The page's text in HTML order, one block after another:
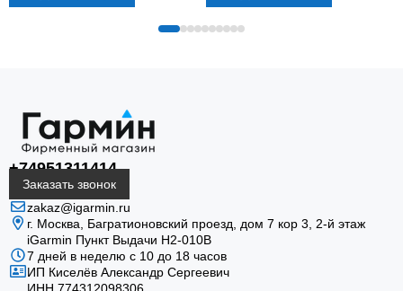
+74951311414
Заказать звонок
zakaz@igarmin.ru
г. Москва, Багратионовский проезд, дом 7 кор 3, 2-й этаж
iGarmin Пункт Выдачи Н2-010В
7 дней в неделю с 10 до 18 часов
ИП Киселёв Александр Сергеевич